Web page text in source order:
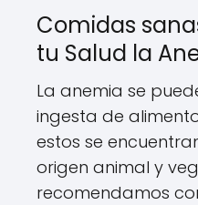
Comidas
tu Salud la
La anemia se
ingesta de
estos se
origen animal y
recomendamos